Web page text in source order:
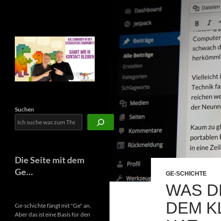
GE-SCHICHTE
WAS
DEM
Suchen
Die Seite mit dem
Ge…
Ge-schichte fängt mit "Ge" an.
Aber das ist eine Basis für den